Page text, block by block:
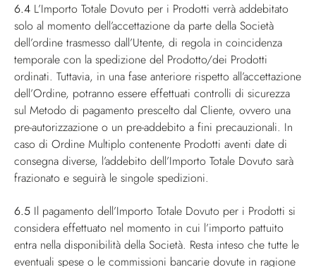
6.4 L’Importo Totale Dovuto per i Prodotti verrà addebitato
solo al momento dell’accettazione da parte della Società
dell’ordine trasmesso dall’Utente, di regola in coincidenza
temporale con la spedizione del Prodotto/dei Prodotti
ordinati. Tuttavia, in una fase anteriore rispetto all’accettazione
dell’Ordine, potranno essere effettuati controlli di sicurezza
sul Metodo di pagamento prescelto dal Cliente, ovvero una
pre-autorizzazione o un pre-addebito a fini precauzionali. In
caso di Ordine Multiplo contenente Prodotti aventi date di
consegna diverse, l’addebito dell’Importo Totale Dovuto sarà
frazionato e seguirà le singole spedizioni.
6.5 Il pagamento dell’Importo Totale Dovuto per i Prodotti si
considera effettuato nel momento in cui l’importo pattuito
entra nella disponibilità della Società. Resta inteso che tutte le
eventuali spese o le commissioni bancarie dovute in ragione